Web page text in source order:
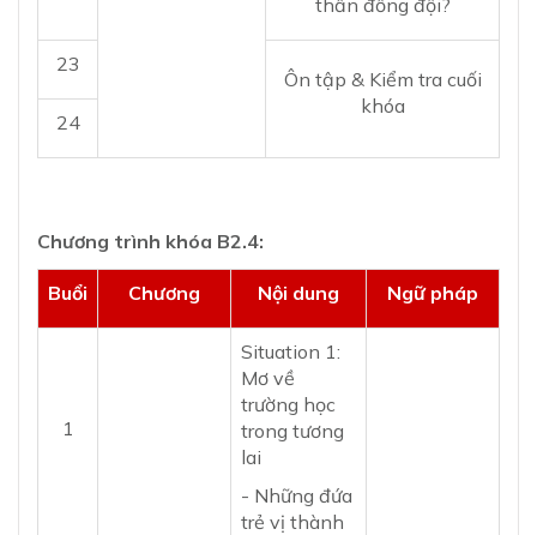
thần đồng đội?
23
Ôn tập & Kiểm tra cuối
khóa
24
Chương trình khóa B2.4:
Buổi Chương Nội dung Ngữ pháp
1
Situation 1:
Mơ về
trường học
trong tương
lai
- Những đứa
trẻ vị thành